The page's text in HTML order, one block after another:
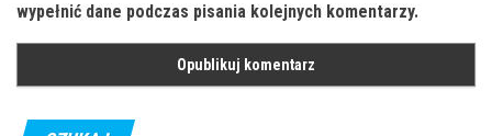
wypełnić dane podczas pisania kolejnych komentarzy.